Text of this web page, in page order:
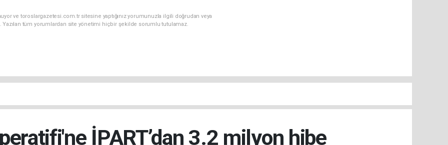
ve toroslargazetesi.com.tr sitesine yaptığınız yorumunuzla ilgili doğrudan veya
Yazılan tüm yorumlardan site yönetimi hiçbir şekilde sorumlu tutulamaz.
İPART’dan 3.2 milyon hibe